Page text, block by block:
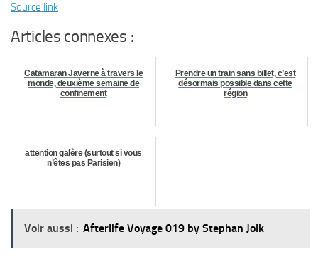
Source link
Articles connexes :
Catamaran Javerne à travers le
monde, deuxième semaine de
confinement
Prendre un train sans billet, c’est
désormais possible dans cette
région
attention galère (surtout si vous
n’êtes pas Parisien)
Voir aussi : Afterlife Voyage 019 by Stephan Jolk